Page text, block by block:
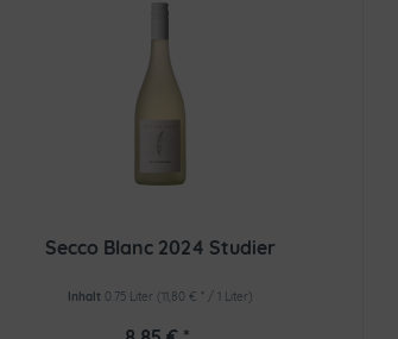
Secco Blanc 2024 Studier
Inhalt 0.75 Liter (11,80 € * / 1 Liter)